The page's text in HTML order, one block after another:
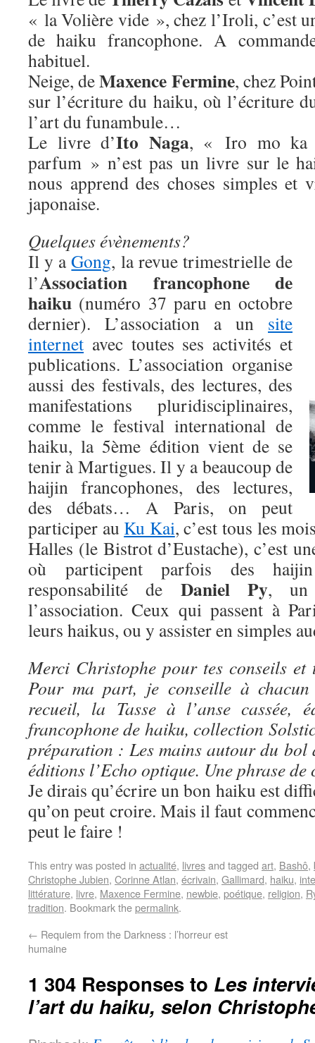
« la Volière vide », chez l’Iroli, c’est
de haiku francophone. A
habituel.
Neige, deMaxence Fermine, chez
sur l’écriture du haiku, où l’écriture
l’art du funambule…
Le livre d’Ito Naga, « Iro mo ka
parfum » n’est pas un livre sur le
nous apprend des choses simples et
japonaise.
Quelques évènements?
Il y aGong, la revue trimestrielle de
l’Association francophone de
haiku (numéro 37 paru en octobre
dernier). L’association a un site
internet avec toutes ses activités et
publications. L’association organise
aussi des festivals, des lectures, des
manifestations pluridisciplinaires,
comme le festival international de
haiku, la 5ème édition vient de se
tenir à Martigues. Il y a beaucoup de
haijin francophones, des lectures,
des débats… A Paris, on peut
participer au Ku Kai, c’est tous les
Halles (le Bistrot d’Eustache), c’est
où participent parfois des
responsabilité de Daniel Py, un
l’association. Ceux qui passent à
leurs haikus, ou y assister en simples
Merci Christophe pour tes conseils et
Pour ma part, je conseille à
recueil, la Tasse à l’anse cassée,
francophone de haiku, collection
préparation : Les mains autour du bol
éditions l’Echo optique. Une phrase de
Je dirais qu’écrire un bon haiku est
qu’on peut croire. Mais il faut
peut le faire !
This entry was posted in actualité, livresand tagged art, Bashô,
Christophe Jubien, Corinne Atlan, écrivain, Gallimard, haiku,
littérature, livre, Maxence Fermine, newbie, poétique, religion,
tradition. Bookmark thepermalink.
← Requiem from the Darkness : l’horreur est
humaine
1 304 Responses to Les
l’art du haiku, selon